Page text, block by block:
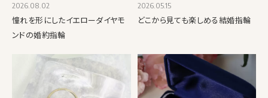
2026.08.02
憧れを形にしたイエローダイヤモ
ンドの婚約指輪
2026.05.15
どこから見ても楽しめる結婚指輪